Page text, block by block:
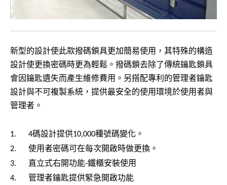
新型的設計使此款撥碼鎖具更加簡易使用，其特殊的構造
設計使更換密碼時更為輕鬆。撥碼鎖去除了傳統鑰匙鎖具
會因鑰匙遺失而產生維修費用。另搭配專利的管理者鑰匙
設計與不可複製系統，提供最安全的使用環境於使用者與
管理者。
1. 4碼設計提供10,000種號碼變化。
2. 使用者密碼可在每次開啟時做更換。
3. 直立式右開功能-鐵櫃安裝使用
4. 管理者鑰匙提供緊急開啟功能